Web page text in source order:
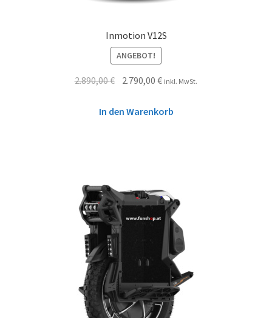
Inmotion V12S
ANGEBOT!
2.890,00€ 2.790,00€ inkl. MwSt.
In den Warenkorb